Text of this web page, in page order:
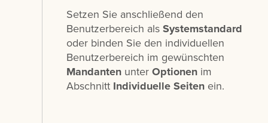
Setzen Sie anschließend den
Benutzerbereich alsSystemstandard
oder binden Sie den individuellen
Benutzerbereich im gewünschten
Mandanten unterOptionen im
Abschnitt Individuelle Seiten ein.